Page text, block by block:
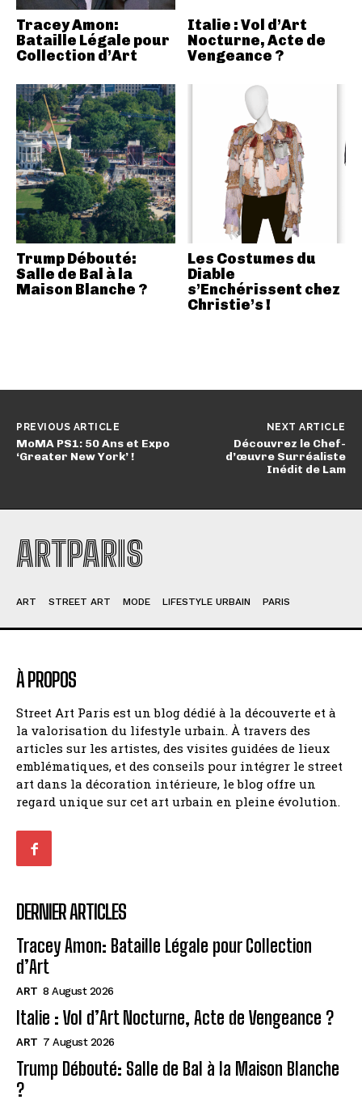
Tracey Amon:
Bataille Légale pour
Collection d’Art
Italie : Vol d’Art
Nocturne, Acte de
Vengeance ?
Trump Débouté:
Salle de Bal à la
Maison Blanche ?
Les Costumes du
Diable
s’Enchérissent chez
Christie’s !
PREVIOUS ARTICLE
MoMA PS1: 50 Ans et Expo
‘Greater New York’ !
NEXT ARTICLE
Découvrez le Chef-
d’œuvre Surréaliste
Inédit de Lam
ARTPARIS
ART STREET ART MODE LIFESTYLE URBAIN PARIS
À PROPOS
Street Art Paris est un blog dédié à la découverte et à
la valorisation du lifestyle urbain. À travers des
articles sur les artistes, des visites guidées de lieux
emblématiques, et des conseils pour intégrer le street
art dans la décoration intérieure, le blog offre un
regard unique sur cet art urbain en pleine évolution.
DERNIER ARTICLES
Tracey Amon: Bataille Légale pour Collection
d’Art
ART 8 August 2026
Italie : Vol d’Art Nocturne, Acte de Vengeance ?
ART 7 August 2026
Trump Débouté: Salle de Bal à la Maison Blanche
?